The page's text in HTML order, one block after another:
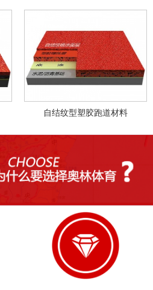
自结纹型塑胶跑道材料